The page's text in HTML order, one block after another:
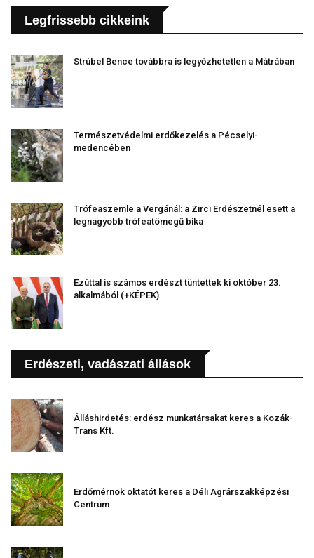
Legfrissebb cikkeink
Strúbel Bence továbbra is legyőzhetetlen a Mátrában
Természetvédelmi erdőkezelés a Pécselyi-
medencében
Trófeaszemle a Vergánál: a Zirci Erdészetnél esett a
legnagyobb trófeatömegű bika
Ezúttal is számos erdészt tüntettek ki október 23.
alkalmából (+KÉPEK)
Erdészeti, vadászati állások
Álláshirdetés: erdész munkatársakat keres a Kozák-
Trans Kft.
Erdőmérnök oktatót keres a Déli Agrárszakképzési
Centrum